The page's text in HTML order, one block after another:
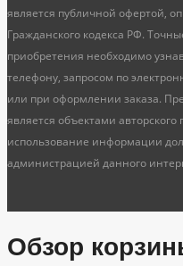
является публичной офертой,
Гражданского кодекса РФ.
приобретения необходимо
телефону, запросом по
или при оформлении заказа.
является объектами
использование информации
администрацией данного
Обзор